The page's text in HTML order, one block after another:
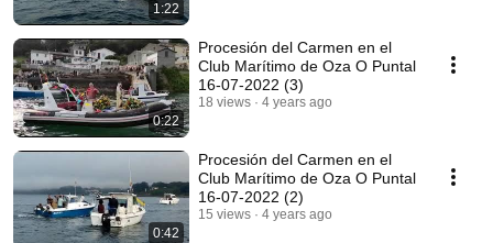
1:22
0:22
Procesión del Carmen en el
Club Marítimo de Oza O Puntal
16-07-2022 (3)
18 views 4 years ago
0:42
Procesión del Carmen en el
Club Marítimo de Oza O Puntal
16-07-2022 (2)
15 views 4 years ago